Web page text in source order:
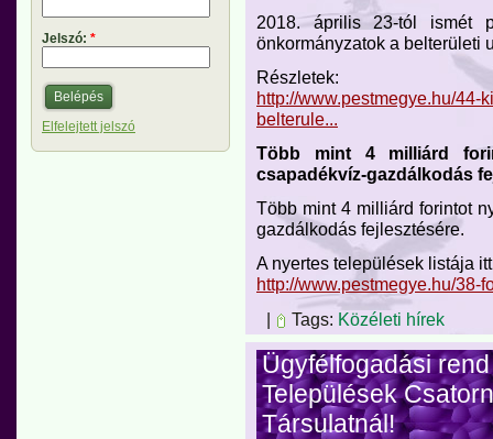
Jelszó: *
Elfelejtett jelszó
2018. április 23-tól ismét
önkormányzatok a belterületi
Részletek:
http://www.pestmegye.hu/44-
belterule...
Több mint 4 milliárd
csapadékvíz-gazdálkodás
Több mint 4 milliárd forintot
gazdálkodás fejlesztésére.
A nyertes települések listája
http://www.pestmegye.hu/38-
|
Tags: Közéleti hírek
Ügyfélfogadási
Települések
Társulatnál!